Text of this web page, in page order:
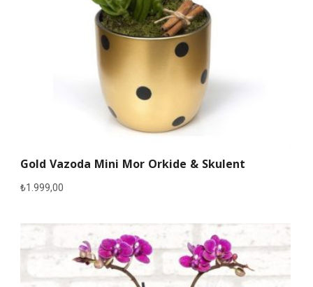
Gold Vazoda Mini Mor Orkide & Skulent
₺1.999,00